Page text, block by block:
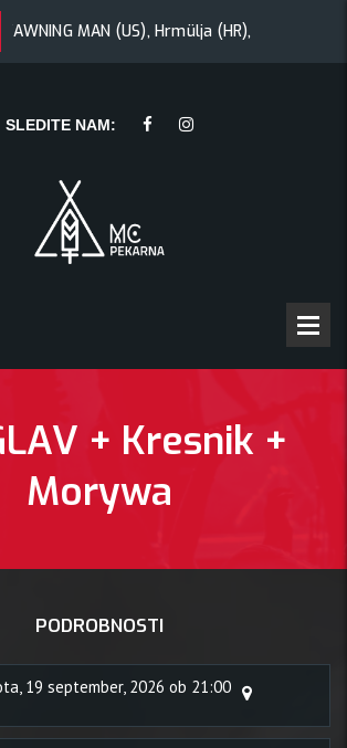
MAN (US), Hrmülja (HR), A Gram trip
(HR)
SLEDITE NAM:
+ Kresnik +
Morywa
PODROBNOSTI
19 september, 2026 ob 21:00